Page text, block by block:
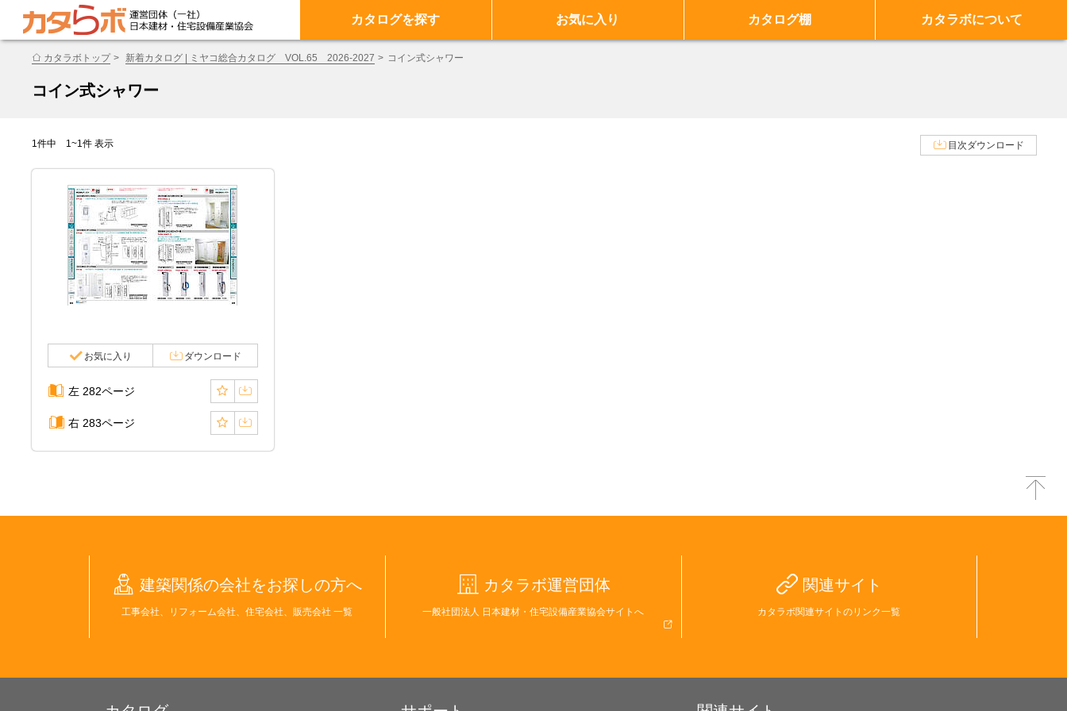
カタログを探す お気に入り カタログ棚 カタラボについて
カタラボトップ 新着カタログ | ミヤコ総合カタログ VOL.65 2026-2027 コイン式シャワー
コイン式シャワー
1件中 1~1件 表示 目次ダウンロード
お気に入り ダウンロード
左 282ページ
右 283ページ
建築関係の会社をお探しの方へ
工事会社、リフォーム会社、住宅会社、販売会社 一覧
カタラボ運営団体
一般社団法人 日本建材・住宅設備産業協会サイトへ
関連サイト
カタラボ関連サイトのリンク一覧